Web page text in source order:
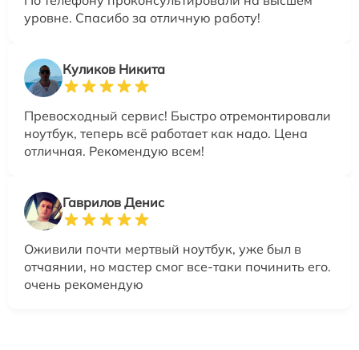
уровне. Спасибо за отличную работу!
Куликов Никита
Превосходный сервис! Быстро отремонтировали
ноутбук, теперь всё работает как надо. Цена
отличная. Рекомендую всем!
Гаврилов Денис
Оживили почти мертвый ноутбук, уже был в
отчаянии, но мастер смог все-таки починить его.
очень рекомендую